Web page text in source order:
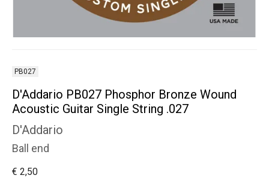
PB027
D'Addario PB027 Phosphor Bronze Wound
Acoustic Guitar Single String .027
D'Addario
Ball end
€ 2,50